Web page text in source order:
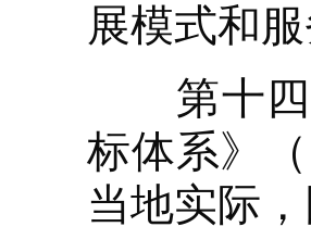
展模式和服
第十四
标体系》
当地实际